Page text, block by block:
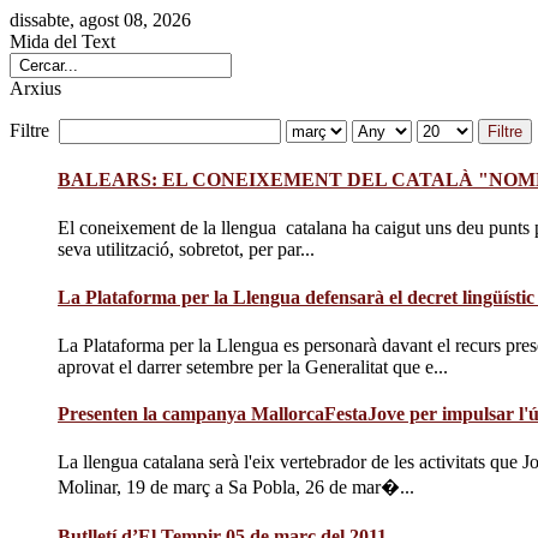
dissabte, agost 08, 2026
Mida del Text
Arxius
Filtre Filtre
BALEARS: EL CONEIXEMENT DEL CATALÀ
El coneixement de la llengua catalana ha caigut uns deu punts
seva utilització, sobretot, per par...
La Plataforma per la Llengua defensarà el decret lingüístic
La Plataforma per la Llengua es personarà davant el recurs
aprovat el darrer setembre per la Generalitat que e...
Presenten la campanya MallorcaFestaJove per impulsar
La llengua catalana serà l'eix vertebrador de les activitats que
Molinar, 19 de març a Sa Pobla, 26 de mar�...